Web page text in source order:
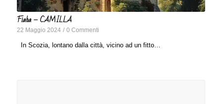
Fiaba – CAMILLA
22 Maggio 2024 / 0 Commenti
In Scozia, lontano dalla città, vicino ad un fitto…